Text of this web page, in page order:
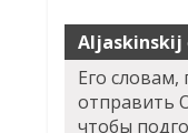
Aljaskinskij
Его
отправить
чтобы